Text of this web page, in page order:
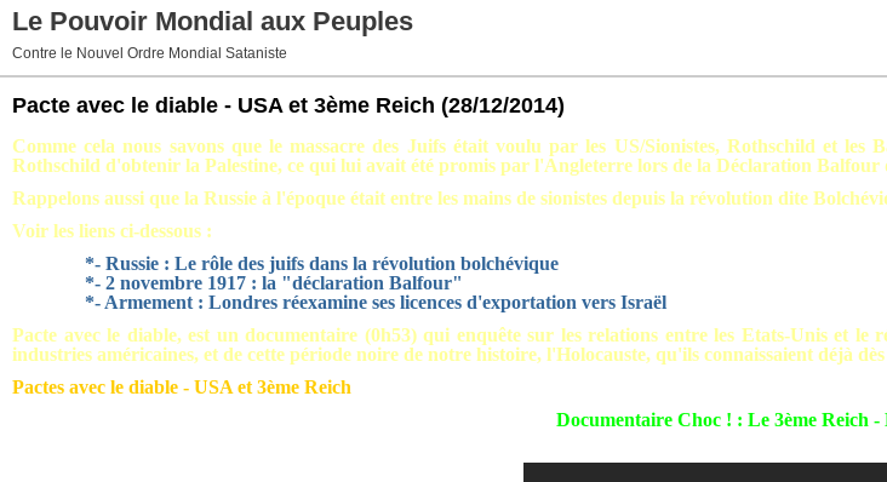
Le Pouvoir Mondial aux Peuples
Contre le Nouvel Ordre Mondial Sataniste
Pacte avec le diable - USA et 3ème Reich (28/12/2014)
Comme cela nous savons que le massacre des Juifs était voulu par les US/Sionistes, Rothschild et
Rothschild d'obtenir la Palestine, ce qui lui avait été promis par l'Angleterre lors de la Déclaration Balfour
Rappelons aussi que la Russie à l'époque était entre les mains de sionistes depuis la révolution dite
Voir les liens ci-dessous :
*- Russie : Le rôle des juifs dans la révolution bolchévique
*- 2 novembre 1917 : la "déclaration Balfour"
*- Armement : Londres réexamine ses licences d'exportation vers Israël
Pacte avec le diable, est un documentaire (0h53) qui enquête sur les relations entre les Etats-Unis et
industries américaines, et de cette période noire de notre histoire, l'Holocauste, qu'ils connaissaient déjà
Pactes avec le diable - USA et 3ème Reich
Documentaire Choc ! : Le 3ème Reich -